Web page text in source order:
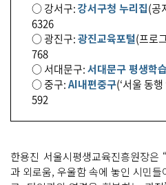
○ 강서구:강서구청 누리집(공
6326
○ 광진구:광진교육포털(프로
768
○ 서대문구:서대문구 평생학
○ 중구:AI내편중구(‘서울 동
592
한용진 서울시평생교육진흥원장
과 외로움, 우울함 속에 놓인 시민